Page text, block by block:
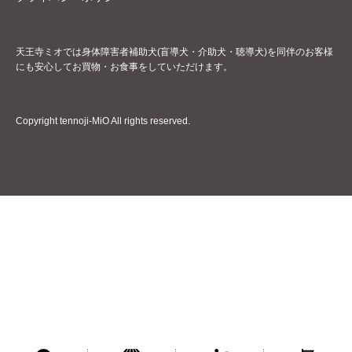
天王寺ミオでは身体障害者補助犬(盲導犬・介助犬・聴導犬)を同伴のお客様
にも安心してお買物・お食事をしていただけます。
Copyright tennoji-MiO All rights reserved.